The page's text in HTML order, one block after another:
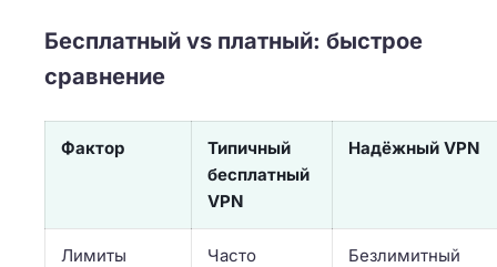
Бесплатный vs платный: быстрое
сравнение
Фактор
Типичный
бесплатный
VPN
Надёжный VPN
Лимиты
Часто
Безлимитный